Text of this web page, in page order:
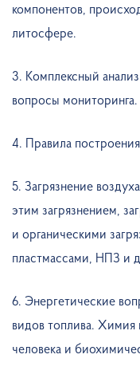
компонентов,
литосфере.
3. Комплексный
вопросы мониторинга.
4. Правила
5. Загрязнение
этим загрязнением,
и органическими
пластмассами, НПЗ и
6. Энергетические
видов топлива. Химия
человека и